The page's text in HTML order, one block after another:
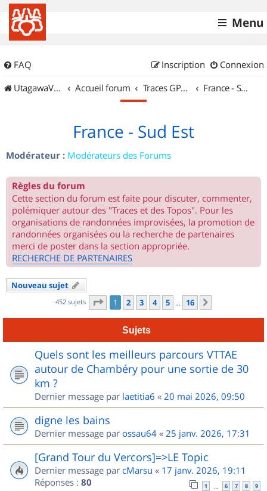
Menu
FAQ Connexion
Inscription
UtagawaVTT (Randos VTT et VTTAE avec traces GPS)
Accueil forum Traces GPS de randos VTT France - Sud Est
France - Sud Est
Modérateur : Modérateurs des Forums
Règles du forum
Cette section du forum est faite pour discuter, commenter,
polémiquer autour des "Traces et des Topos". Pour les
organisations de randonnées improvisées, la promotion de
randonnées organisées ou la recherche de partenaires
merci de poster dans la section appropriée.
RECHERCHE DE PARTENAIRES
Nouveau sujet
452 sujets Page 1sur
1 2 3 4 5 … 16
Sujets
Quels sont les meilleurs parcours VTTAE
autour de Chambéry pour une sortie de 30
km ?
Dernier message par laetitia6 « 20 mai 2026, 09:50
digne les bains
Dernier message par ossau64 « 25 janv. 2026, 17:31
[Grand Tour du Vercors]=>LE Topic
Dernier message par cMarsu « 17 janv. 2026, 19:11
Réponses : 80 1 … 6 7 8 9